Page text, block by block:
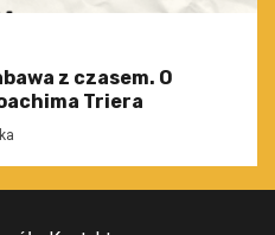
z czasem. O
Triera